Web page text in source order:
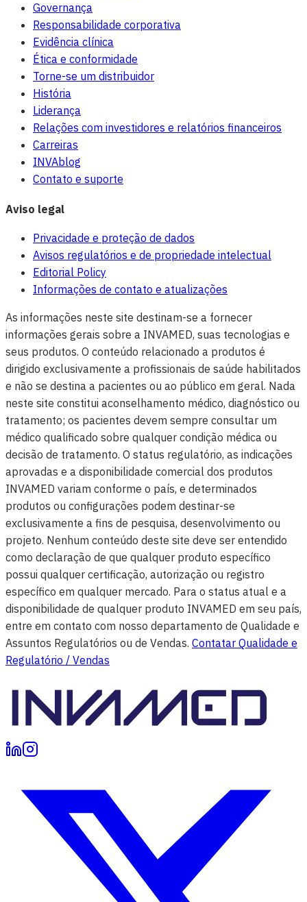
Governança
Responsabilidade corporativa
Evidência clínica
Ética e conformidade
Torne-se um distribuidor
História
Liderança
Relações com investidores e relatórios financeiros
Carreiras
INVAblog
Contato e suporte
Aviso legal
Privacidade e proteção de dados
Avisos regulatórios e de propriedade intelectual
Editorial Policy
Informações de contato e atualizações
As informações neste site destinam-se a fornecer
informações gerais sobre a INVAMED, suas tecnologias e
seus produtos. O conteúdo relacionado a produtos é
dirigido exclusivamente a profissionais de saúde habilitados
e não se destina a pacientes ou ao público em geral. Nada
neste site constitui aconselhamento médico, diagnóstico ou
tratamento; os pacientes devem sempre consultar um
médico qualificado sobre qualquer condição médica ou
decisão de tratamento. O status regulatório, as indicações
aprovadas e a disponibilidade comercial dos produtos
INVAMED variam conforme o país, e determinados
produtos ou configurações podem destinar-se
exclusivamente a fins de pesquisa, desenvolvimento ou
projeto. Nenhum conteúdo deste site deve ser entendido
como declaração de que qualquer produto específico
possui qualquer certificação, autorização ou registro
específico em qualquer mercado. Para o status atual e a
disponibilidade de qualquer produto INVAMED em seu país,
entre em contato com nosso departamento de Qualidade e
Assuntos Regulatórios ou de Vendas. Contatar Qualidade e
Regulatório / Vendas